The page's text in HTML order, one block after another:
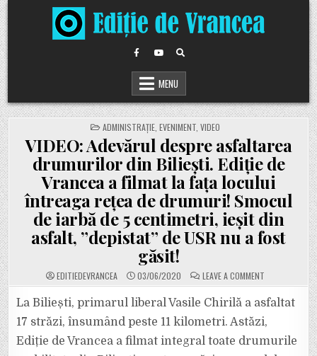
Skip
to
content
MENU
POSTED
IN
ADMINISTRAȚIE, EVENIMENT, VIDEO
VIDEO: Adevărul despre asfaltarea
drumurilor din Biliești. Ediție de
Vrancea a filmat la fața locului
întreaga rețea de drumuri! Smocul
de iarbă de 5 centimetri, ieșit din
asfalt, ”depistat” de USR nu a fost
găsit!
EDITIEDEVRANCEA 03/06/2020 LEAVE A COMMENTON
VIDEO:
DESPRE
ASFALTAREA
DRUMURILOR
DIN
BILIEȘTI.
EDIȚIE
La Biliești, primarul liberal Vasile Chirilă a asfaltat
17 străzi, însumând peste 11 kilometri. Astăzi,
Ediție de Vrancea a filmat integral toate drumurile